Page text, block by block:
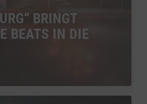
BRINGT
BEATS IN DIE